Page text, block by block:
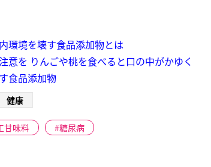
環境を壊す食品添加物とは
意を りんごや桃を食べると口の中がかゆく
食品添加物
健康
甘味料 糖尿病